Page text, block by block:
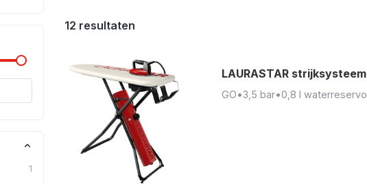
1
12 resultaten
LAURASTAR
GO•3,5 bar•0,8 l